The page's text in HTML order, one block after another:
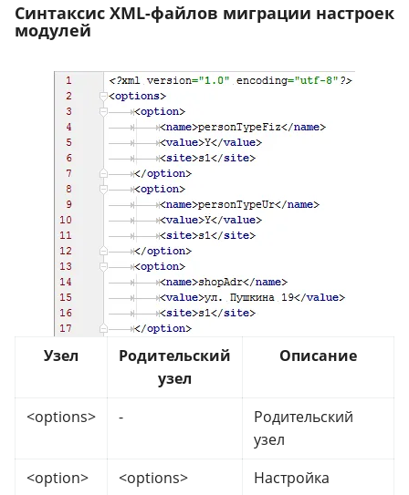
Синтаксис XML-файлов миграции настроек
модулей
Узел
Родительский
узел
Описание
<options> -
Родительский
узел
<option>
<options>
Настройка